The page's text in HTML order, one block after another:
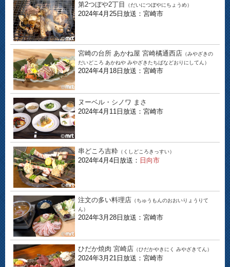
第2つぼや2丁目 （だいにつぼやにちょうめ）
2024年4月25日放送：宮崎市
宮崎の台所 あかね屋 宮崎橘通西店 （みやざきの
だいどころ あかねや みやざきたちばなどおりにしてん）
2024年4月18日放送：宮崎市
ヌーベル・シノワ まさ
2024年4月11日放送：宮崎市
串どころ吉粋 （くしどころきっすい）
2024年4月4日放送： 日向市
注文の多い料理店 （ちゅうもんのおおいりょうりて
ん）
2024年3月28日放送：宮崎市
ひだか焼肉 宮崎店 （ひだかやきにく みやざきてん）
2024年3月21日放送：宮崎市